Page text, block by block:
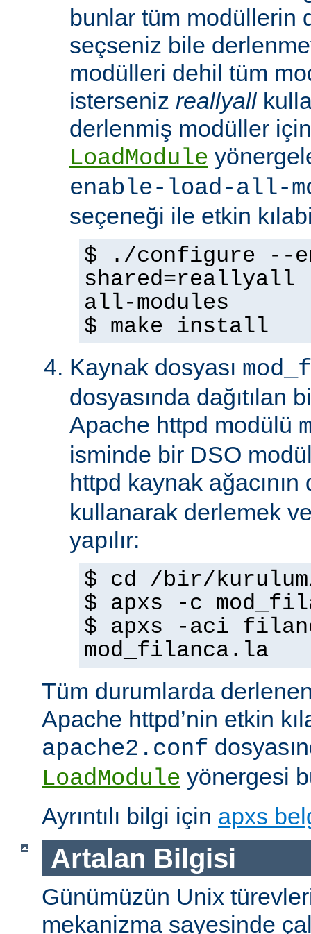
bunlar tüm modüllerin
seçseniz bile
modülleri dehil tüm
isterseniz reallyall
derlenmiş modüller
LoadModule
enable-load-all-
seçeneği ile etkin
$ ./configure --
shared=reallyall
all-modules
$ make install
Kaynak dosyası
dosyasında dağıtılan
Apache httpd modülü
isminde bir DSO
httpd kaynak ağacının
kullanarak derlemek
yapılır:
$ cd /bir/
$ apxs -c
$ apxs -aci
mod_filanca.la
Tüm durumlarda
Apache httpd’nin etkin
apache2.conf
LoadModule yönergesi
Ayrıntılı bilgi için apxs
Artalan Bilgisi
Günümüzün Unix
mekanizma sayesinde